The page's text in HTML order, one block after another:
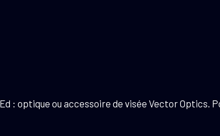
: optique ou accessoire de visée Vector Optics.